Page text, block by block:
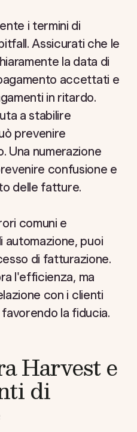
i termini di
Assicurati che le
la data di
accettati e
in ritardo.
a stabilire
prevenire
Una numerazione
confusione e
delle fatture.
comuni e
puoi
di fatturazione.
l'efficienza, ma
con i clienti
la fiducia.
Harvest e
di